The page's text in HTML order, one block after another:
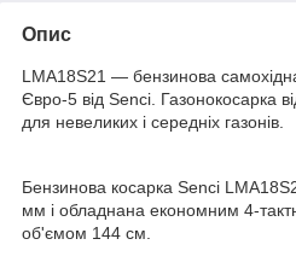
Опис
LMA18S21 — бензинова
Євро-5 від Senci. Газонокосарка
для невеликих і середніх газонів.
Бензинова косарка Senci
мм і обладнана економним 4-
об'ємом 144 см.